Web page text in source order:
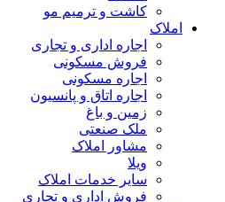
کاشت و ترمیم مو
املاک
اجاره اداری و تجاری
فروش مسکونی
اجاره مسکونی
اجاره اتاق و پانسیون
زمین و باغ
ملک صنعتی
مشاور املاک
ویلا
سایر خدمات املاک
فروش اداری و تجاری